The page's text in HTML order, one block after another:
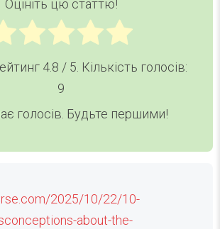
Оцініть цю статтю!
4.8 / 5. Кількість голосів:
9
голосів. Будьте першими!
2025/10/22/10-
about-the-